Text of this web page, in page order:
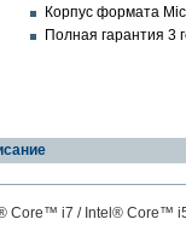
Корпус формата
Полная гарантия 3
Core™ i7 / Intel® Core™